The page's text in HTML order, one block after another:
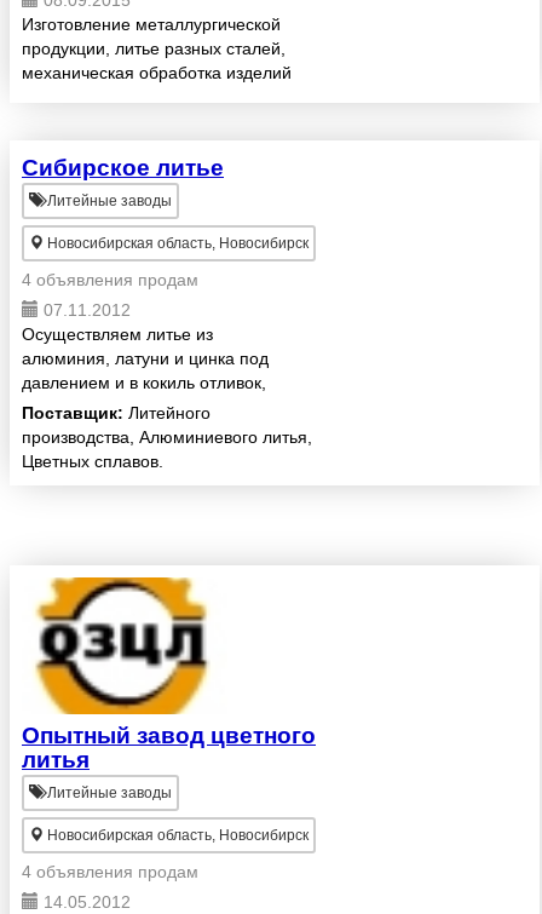
Изготовление металлургической
продукции, литье разных сталей,
механическая обработка изделий
Сибирское литье
Литейные заводы
Новосибирская область, Новосибирск
4 объявления продам
07.11.2012
Осуществляем литье из
алюминия, латуни и цинка под
давлением и в кокиль отливок,
заготовок, деталей, по чертежам
или пресс-формам заказчика.
Поставщик: Литейного
производства, Алюминиевого литья,
Цветных сплавов.
Опытный завод цветного
литья
Литейные заводы
Новосибирская область, Новосибирск
4 объявления продам
14.05.2012